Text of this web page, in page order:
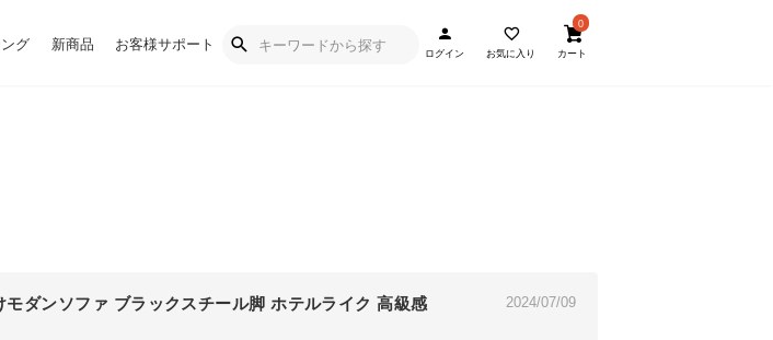
グ 新商品 お客様サポート
ログイン お気に入り
0
カート
ダンソファ ブラックスチール脚 ホテルライク 高級感 2024/07/09